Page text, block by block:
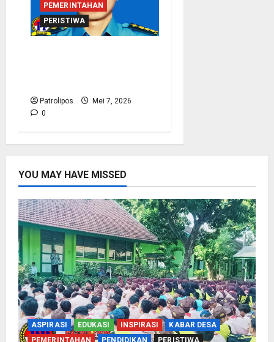
PEMERINTAHAN
PERISTIWA
Patrolipos
Mei 7, 2026
0
YOU MAY HAVE MISSED
ASPIRASI EDUKASI INSPIRASI
KABAR DESA